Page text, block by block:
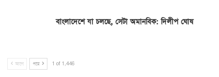
বাংলাদেশে যা চলছে, সেটা অমানবিক: দিলীপ ঘোষ
আগে পরে 1 of 1,446